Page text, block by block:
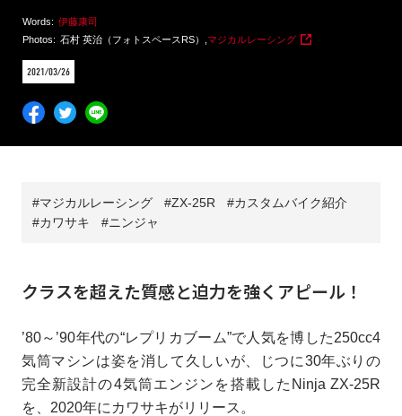
Words: 伊藤康司
Photos: 石村 英治（フォトスペースRS） マジカルレーシング
2021/03/26
マジカルレーシング ZX-25R
カスタムバイク紹介
カワサキ
ニンジャ
クラスを超えた質感と迫力を強くアピール！
’80～’90年代の“レプリカブーム”で人気を博した250cc4
気筒マシンは姿を消して久しいが、じつに30年ぶりの
完全新設計の4気筒エンジンを搭載したNinja ZX-25R
を、2020年にカワサキがリリース。